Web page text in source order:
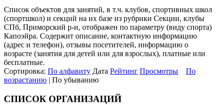
Список объектов для занятий, в т.ч. клубов, спортивных школ
(спортшкол) и секций на их базе из рубрики Секции, клубы
СПб, Приморский р-н, отображен по параметру (виду спорта)
Капоэйра. Содержит описание, контактную информацию
(адрес и телефон), отзывы посетителей, информацию о
возрасте (занятия для детей или для взрослых), платные или
бесплатные.
Сортировка: По алфавиту Дата Рейтинг Просмотры
По
возрастанию | По убыванию
СПИСОК ОРГАНИЗАЦИЙ